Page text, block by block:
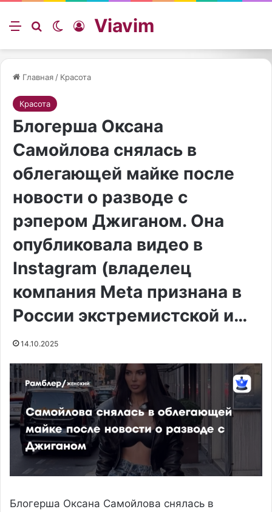
Меню ИскатьSwitch skin
Войти
Viavim
Главная / Красота
Красота
Блогерша Оксана
Самойлова снялась в
облегающей майке после
новости о разводе с
рэпером Джиганом. Она
опубликовала видео в
Instagram (владелец
компания Meta признана в
России экстремистской и…
14.10.2025
Блогерша Оксана Самойлова снялась в